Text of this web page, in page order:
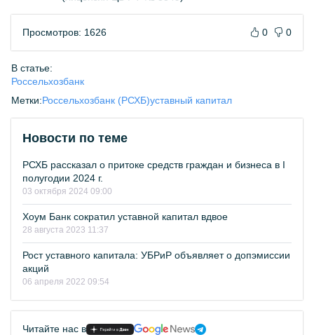
Просмотров: 1626 0 0
В статье:
Россельхозбанк
Метки:Россельхозбанк (РСХБ)уставный капитал
Новости по теме
РСХБ рассказал о притоке средств граждан и бизнеса в I
полугодии 2024 г.
03 октября 2024 09:00
Хоум Банк сократил уставной капитал вдвое
28 августа 2023 11:37
Рост уставного капитала: УБРиР объявляет о допэмиссии
акций
06 апреля 2022 09:54
Читайте нас в